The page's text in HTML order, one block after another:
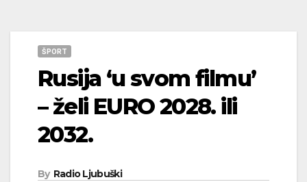
ŠPORT
Rusija ‘u svom filmu’
– želi EURO 2028. ili
2032.
By Radio Ljubuški